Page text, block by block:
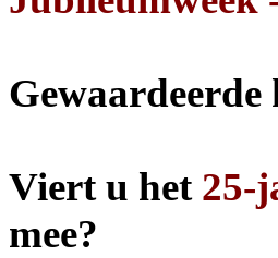
Gewaardeerde
Viert u het 25-
mee?